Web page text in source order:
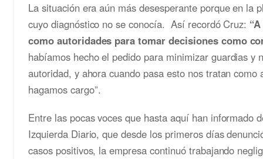
La situación era aún más desesperante porque en la
cuyo diagnóstico no se conocía. Así recordó Cruz:
como autoridades para tomar decisiones como
habíamos hecho el pedido para minimizar guardias y
autoridad, y ahora cuando pasa esto nos tratan como
hagamos cargo”.
Entre las pocas voces que hasta aquí han informado
Izquierda Diario, que desde los primeros días
casos positivos, la empresa continuó trabajando